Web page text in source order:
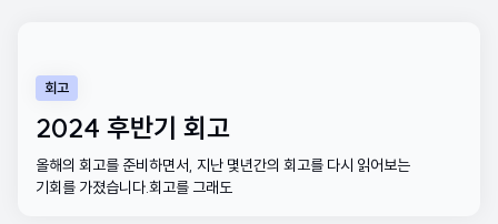
회고
2024 후반기 회고
올해의 회고를 준비하면서, 지난 몇년간의 회고를 다시 읽어보는
기회를 가졌습니다.회고를 그래도